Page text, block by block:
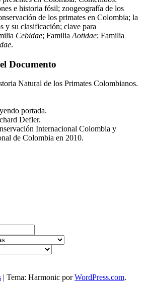
e historia fósil; zoogeografía de los
de los primates en Colombia; la
y su clasificación; clave para
Cebidae; Familia Aotidae; Familia
.
Documento
Natural de los Primates Colombianos.
portada.
Defler.
Internacional Colombia y
de Colombia en 2010.
| Tema: Harmonic porWordPress.com.